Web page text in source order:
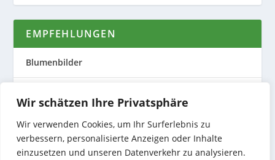
Wir schätzen Ihre Privatsphäre
Wir verwenden Cookies, um Ihr Surferlebnis zu
verbessern, personalisierte Anzeigen oder Inhalte
einzusetzen und unseren Datenverkehr zu analysieren.
EMPFEHLUNGEN
Blumenbilder
Nature to Print
Preiswerte Produktfotos